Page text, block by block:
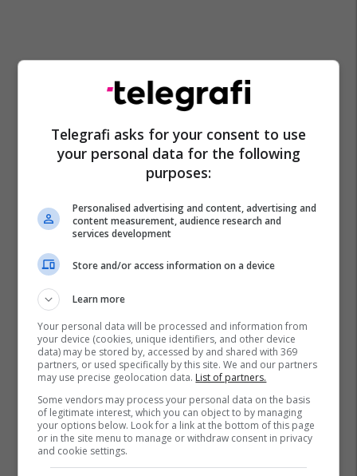
Telegrafi asks for your consent to use
your personal data for the following
purposes:
Personalised advertising and content, advertising and
content measurement, audience research and
services development
Store and/or access information on a device
Learn more
Your personal data will be processed and information from
your device (cookies, unique identifiers, and other device
data) may be stored by, accessed by and shared with 369
partners, or used specifically by this site. We and our partners
may use precise geolocation data. List of partners.
Some vendors may process your personal data on the basis
of legitimate interest, which you can object to by managing
your options below. Look for a link at the bottom of this page
or in the site menu to manage or withdraw consent in privacy
and cookie settings.